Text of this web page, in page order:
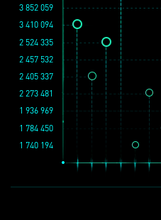
1 936 969
3 852 059
2 457 532
1 784 450
2 273 481
1 740 194
2 524 335
2 405 337
3 410 094